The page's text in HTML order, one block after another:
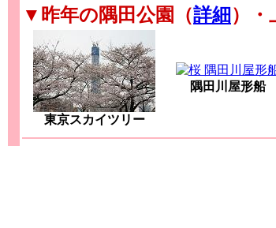
▼昨年の隅田公園（詳細 ）・
東京スカイツリー
隅田川屋形船